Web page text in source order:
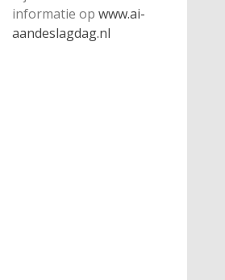
informatie op www.ai-
aandeslagdag.nl